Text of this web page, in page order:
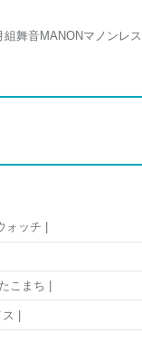
舞音MANONマノンレ
ッチ |
こまち |
ス |